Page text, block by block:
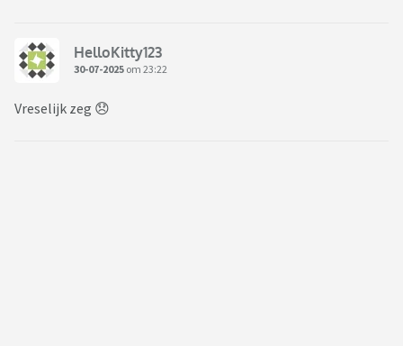
HelloKitty123
30-07-2025 om 23:22
Vreselijk zeg 😞